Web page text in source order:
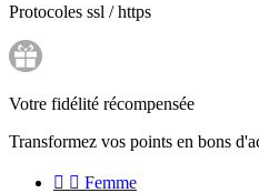
Protocoles ssl / https
Votre fidélité récompensée
Transformez vos points en bons
  Femme